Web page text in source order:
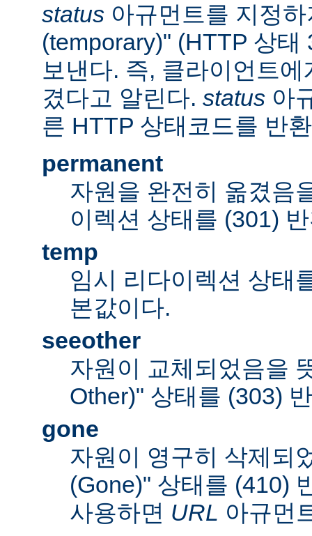
status 아규먼트를 지정
(temporary)" (HTTP 상태
보낸다. 즉, 클라이언트
겼다고 알린다. status 아
른 HTTP 상태코드를 반
permanent
자원을 완전히 옮겼음
이렉션 상태를 (301)
temp
임시 리다이렉션 상태
본값이다.
seeother
자원이 교체되었음을
Other)" 상태를 (303)
gone
자원이 영구히 삭제되
(Gone)" 상태를 (410)
사용하면 URL 아규먼